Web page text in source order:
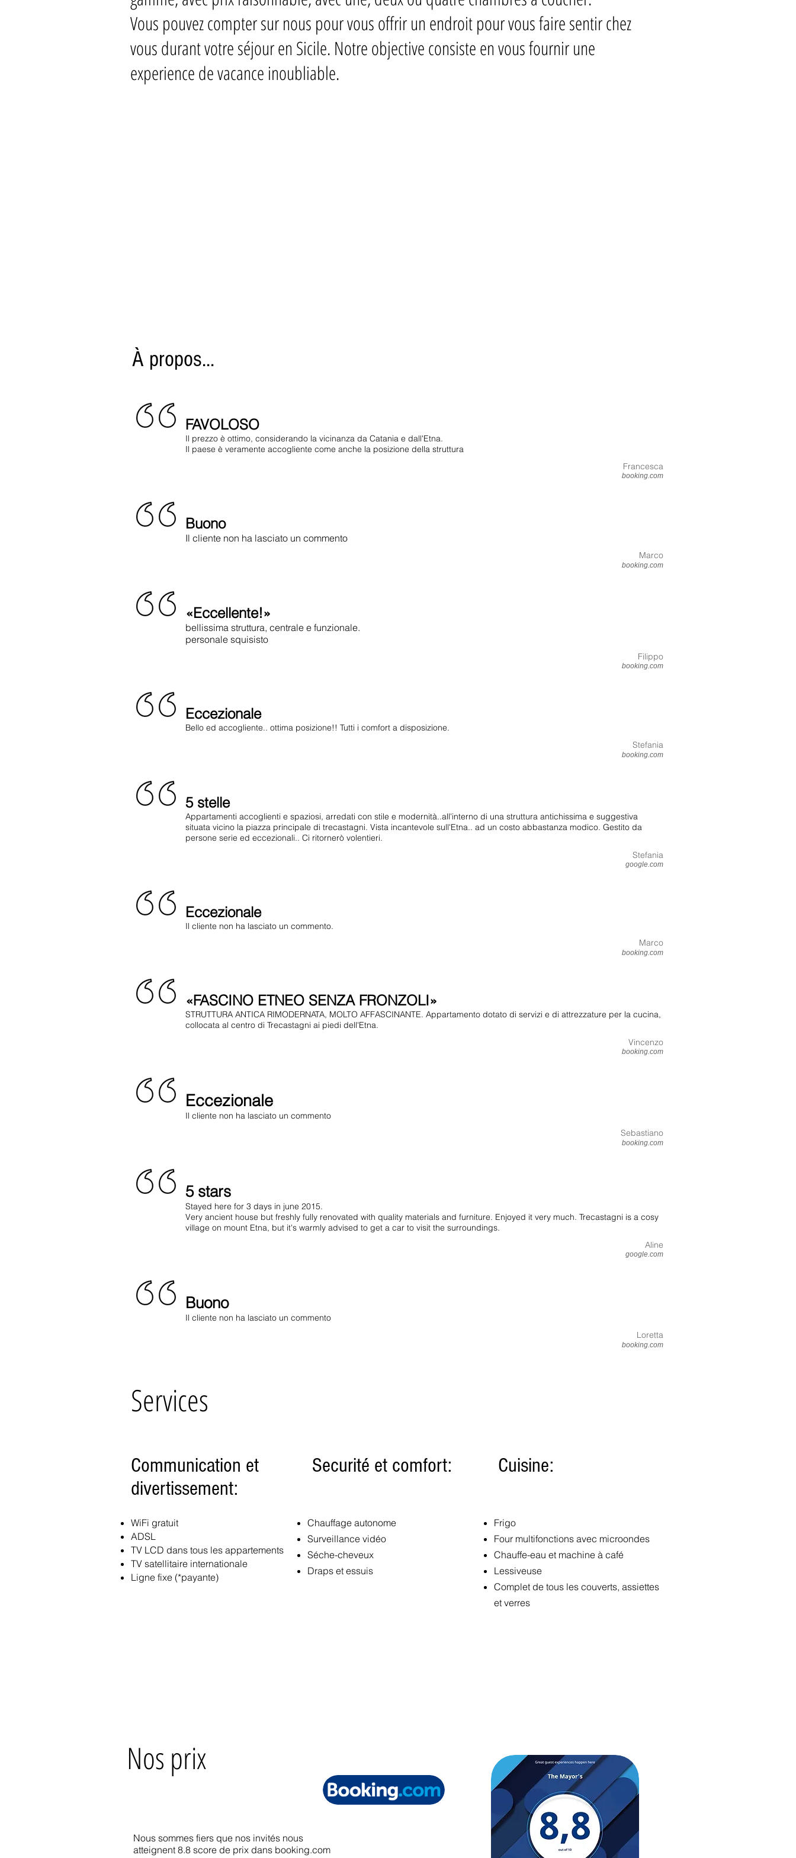
Vous pouvez compter sur nous pour vous offrir un endroit pour vous faire sentir chez
vous durant votre séjour en Sicile. Notre objective consiste en vous fournir une
experience de vacance inoubliable.
À propos...
FAVOLOSO
Il prezzo è ottimo, considerando la vicinanza da Catania e dall'Etna.
Il paese è veramente accogliente come anche la posizione della struttura
Francesca
booking.com
Buono
Il cliente non ha lasciato un commento
Marco
booking.com
«Eccellente!»
bellissima struttura, centrale e funzionale.
personale squisisto
Filippo
booking.com
Eccezionale
Bello ed accogliente.. ottima posizione!! Tutti i comfort a disposizione.
Stefania
booking.com
5 stelle
Appartamenti accoglienti e spaziosi, arredati con stile e modernità..all'interno di una struttura antichissima e suggestiva
situata vicino la piazza principale di trecastagni. Vista incantevole sull'Etna.. ad un costo abbastanza modico. Gestito da
persone serie ed eccezionali.. Ci ritornerò volentieri.
Stefania
google.com
Eccezionale
Il cliente non ha lasciato un commento.
Marco
booking.com
«FASCINO ETNEO SENZA FRONZOLI»
STRUTTURA ANTICA RIMODERNATA, MOLTO AFFASCINANTE. Appartamento dotato di servizi e di attrezzature per la cucina,
collocata al centro di Trecastagni ai piedi dell'Etna.
Vincenzo
booking.com
Eccezionale
Il cliente non ha lasciato un commento
Sebastiano
booking.com
5 stars
Stayed here for 3 days in june 2015.
Very ancient house but freshly fully renovated with quality materials and furniture. Enjoyed it very much. Trecastagni is a cosy
village on mount Etna, but it's warmly advised to get a car to visit the surroundings.
Aline
google.com
Buono
Il cliente non ha lasciato un commento
Loretta
booking.com
Services
Communication et
divertissement:
Securité et comfort: Cuisine:
WiFi gratuit
ADSL
TV LCD dans tous les appartements
TV satellitaire internationale
Ligne fixe (*payante)
Chauffage autonome
Surveillance vidéo
Séche-cheveux
Draps et essuis
Frigo
Four multifonctions avec microondes
Chauffe-eau et machine à café
Lessiveuse
Complet de tous les couverts, assiettes
et verres
Nos prix
Nous sommes fiers que nos invités nous
atteignent 8.8 score de prix dans booking.com